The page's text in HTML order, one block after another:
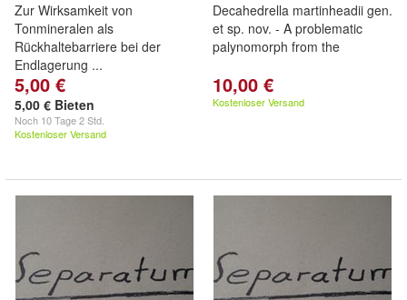
Zur Wirksamkeit von
Tonmineralen als
Rückhaltebarriere bei der
Endlagerung ...
5,00 €
5,00 € Bieten
Noch 10 Tage 2 Std.
Kostenloser Versand
Decahedrella martinheadii gen.
et sp. nov. - A problematic
palynomorph from the
10,00 €
Kostenloser Versand